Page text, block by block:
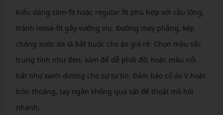
Kiểu dáng slim-fit hoặc regular fit phù hợp với cầu lông,
tránh loose-fit gây vướng víu. Đường may phẳng, kép
chống xước da là bắt buộc cho áo giá rẻ. Chọn màu sắc
trung tính như đen, xám để dễ phối đồ, hoặc màu nổi
bật như xanh dương cho sự tự tin. Đảm bảo cổ áo V hoặc
tròn thoáng, tay ngắn không quá sát để thoát mồ hôi
nhanh.